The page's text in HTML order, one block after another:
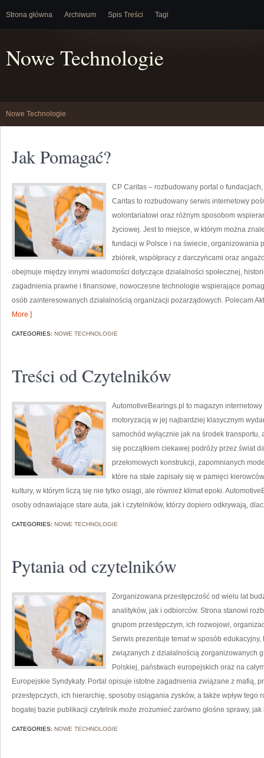
Strona główna Archiwum Spis Treści Tagi
Nowe Technologie
Nowe Technologie
Jak Pomagać?
CP Caritas – rozbudowany portal o
Caritas to rozbudowany serwis internetowy
wolontariatowi oraz różnym sposobom
życiowej. Jest to miejsce, w którym można
fundacji w Polsce i na świecie, organizowania
zbiórek, współpracy z darczyńcami oraz
obejmuje między innymi wiadomości dotyczące działalności społecznej,
zagadnienia prawne i finansowe, nowoczesne technologie wspierające
osób zainteresowanych działalnością organizacji pozarządowych. Polecam
More ]
CATEGORIES: NOWE TECHNOLOGIE
Treści od Czytelników
AutomotiveBearings.pl to magazyn
motoryzacją w jej najbardziej klasycznym
samochód wyłącznie jak na środek
się początkiem ciekawej podróży przez świat
przełomowych konstrukcji, zapomnianych
które na stałe zapisały się w pamięci
kultury, w którym liczą się nie tylko osiągi, ale również klimat epoki.
osoby odnawiające stare auta, jak i czytelników, którzy dopiero odkrywają,
CATEGORIES: NOWE TECHNOLOGIE
Pytania od czytelników
Zorganizowana przestępczość od wielu lat
analityków, jak i odbiorców. Strona stanowi
grupom przestępczym, ich rozwojowi,
Serwis prezentuje temat w sposób
związanych z działalnością zorganizowanych
Polskiej, państwach europejskich oraz na
Europejskie Syndykaty. Portal opisuje istotne zagadnienia związane z mafią,
przestępczych, ich hierarchię, sposoby osiągania zysków, a także wpływ tego
bogatej bazie publikacji czytelnik może zrozumieć zarówno głośne sprawy, jak
CATEGORIES: NOWE TECHNOLOGIE